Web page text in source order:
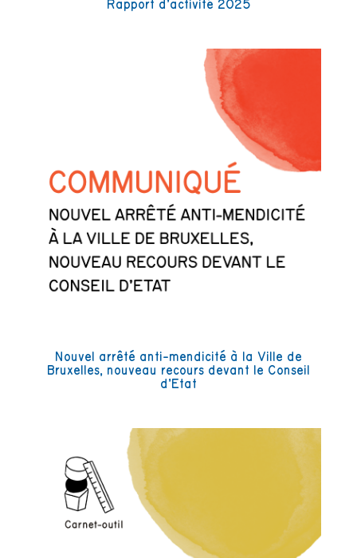
Rapport d’activité 2025
Nouvel arrêté anti-mendicité à la Ville de
Bruxelles, nouveau recours devant le Conseil
d’Etat